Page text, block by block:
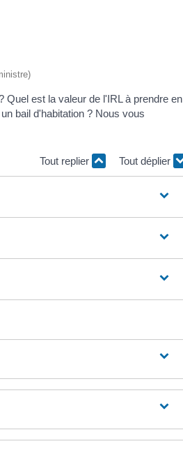
Quel est la valeur de l'IRL à prendre en
bail d'habitation ? Nous vous
Tout replier Tout déplier